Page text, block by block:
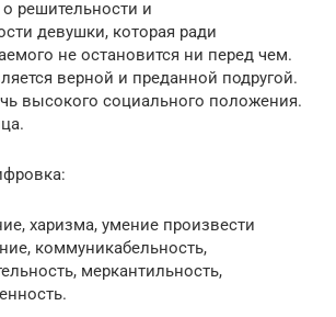
о решительности и
девушки, которая ради
не остановится ни перед чем.
верной и преданной подругой.
высокого социального положения.
харизма, умение произвести
коммуникабельность,
меркантильность,